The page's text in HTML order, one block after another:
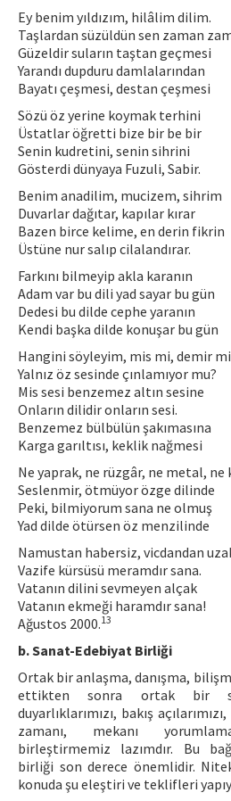
Ey benim yıldızım, hilâlim dilim.
Taşlardan süzüldün sen zaman
Güzeldir suların taştan geçmesi
Yarandı dupduru damlalarından
Bayatı çeşmesi, destan çeşmesi
Sözü öz yerine koymak terhini
Üstatlar öğretti bize bir be bir
Senin kudretini, senin sihrini
Gösterdi dünyaya Fuzuli, Sabir.
Benim anadilim, mucizem, sihrim
Duvarlar dağıtar, kapılar kırar
Bazen birce kelime, en derin fikrin
Üstüne nur salıp cilalandırar.
Farkını bilmeyip akla karanın
Adam var bu dili yad sayar bu gün
Dedesi bu dilde cephe yaranın
Kendi başka dilde konuşar bu gün
Hangini söyleyim, mis mi, demir
Yalnız öz sesinde çınlamıyor mu?
Mis sesi benzemez altın sesine
Onların dilidir onların sesi.
Benzemez bülbülün şakımasına
Karga garıltısı, keklik nağmesi
Ne yaprak, ne rüzgâr, ne metal, ne
Seslenmir, ötmüyor özge dilinde
Peki, bilmiyorum sana ne olmuş
Yad dilde ötürsen öz menzilinde
Namustan habersiz, vicdandan
Vazife kürsüsü meramdır sana.
Vatanın dilini sevmeyen alçak
Vatanın ekmeği haramdır sana!
Ağustos 2000.13
b. Sanat-Edebiyat Birliği
Ortak bir anlaşma, danışma,
ettikten sonra ortak bir
duyarlıklarımızı, bakış
zamanı, mekanı
birleştirmemiz lazımdır. Bu
birliği son derece önemlidir.
konuda şu eleştiri ve teklifleri